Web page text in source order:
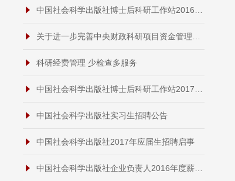
科研经费管理 少检查多服务
中国社会科学出版社实习生招聘公告
中国社会科学出版社2017年应届生招聘启事